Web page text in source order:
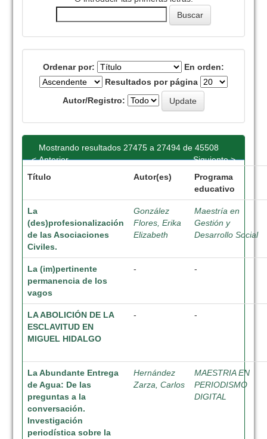
Ordenar por:
En orden:
Resultados por página
Autor/Registro:
Mostrando resultados 27475 a 27494 de 45508
< Anterior
Siguiente >
Título
Autor(es)
Programa
educativo
La
(des)profesionalización
de las Asociaciones
Civiles.
González
Flores, Erika
Elizabeth
Maestría en
Gestión y
Desarrollo Social
La (im)pertinente
permanencia de los
vagos
- -
LA ABOLICIÓN DE LA
ESCLAVITUD EN
MIGUEL HIDALGO
- -
La Abundante Entrega
de Agua: De las
preguntas a la
conversación.
Investigación
periodística sobre la
Hernández
Zarza, Carlos
MAESTRIA EN
PERIODISMO
DIGITAL